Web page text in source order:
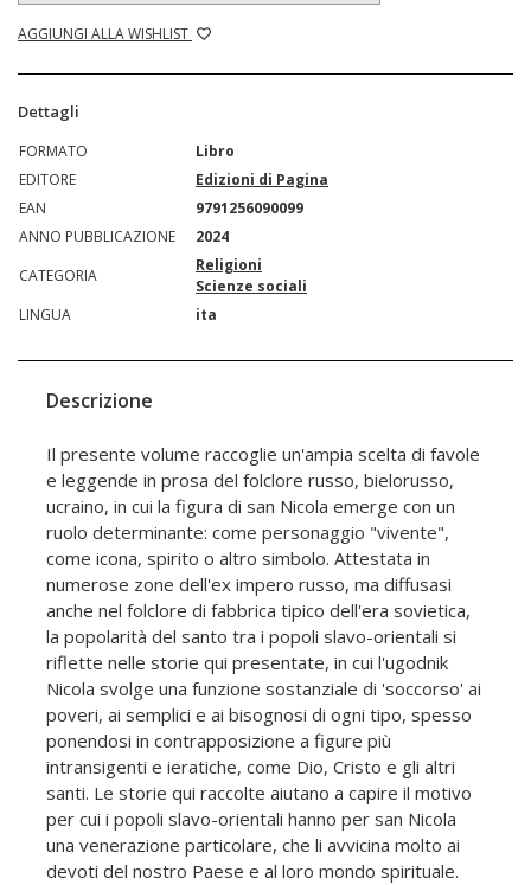
AGGIUNGI ALLA WISHLIST
Dettagli
FORMATO
Libro
EDITORE
Edizioni di Pagina
EAN
9791256090099
ANNO PUBBLICAZIONE
2024
CATEGORIA
Religioni
Scienze sociali
LINGUA
ita
Descrizione
Il presente volume raccoglie un'ampia scelta di favole
e leggende in prosa del folclore russo, bielorusso,
ucraino, in cui la figura di san Nicola emerge con un
ruolo determinante: come personaggio "vivente",
come icona, spirito o altro simbolo. Attestata in
numerose zone dell'ex impero russo, ma diffusasi
anche nel folclore di fabbrica tipico dell'era sovietica,
la popolarità del santo tra i popoli slavo-orientali si
riflette nelle storie qui presentate, in cui l'ugodnik
Nicola svolge una funzione sostanziale di 'soccorso' ai
poveri, ai semplici e ai bisognosi di ogni tipo, spesso
ponendosi in contrapposizione a figure più
intransigenti e ieratiche, come Dio, Cristo e gli altri
santi. Le storie qui raccolte aiutano a capire il motivo
per cui i popoli slavo-orientali hanno per san Nicola
una venerazione particolare, che li avvicina molto ai
devoti del nostro Paese e al loro mondo spirituale.